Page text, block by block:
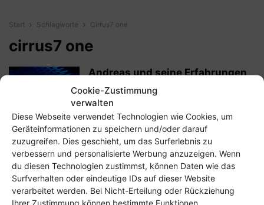
Cookie-Zustimmung
verwalten
Diese Webseite verwendet Technologien wie Cookies, um
Geräteinformationen zu speichern und/oder darauf
zuzugreifen. Dies geschieht, um das Surferlebnis zu
verbessern und personalisierte Werbung anzuzeigen. Wenn
du diesen Technologien zustimmst, können Daten wie das
Surfverhalten oder eindeutige IDs auf dieser Website
verarbeitet werden. Bei Nicht-Erteilung oder Rückziehung
Ihrer Zustimmung können bestimmte Funktionen
Start Schlagworte Cirrus7 one
cirrus7 one
Andreas und seine Erfahrungen
mit dem cirrus7 one
Christoph Langner
Andreas über seinen cirrus7 one
„Weihnachts-PC“
Christoph Langner - 22. Februar 2012